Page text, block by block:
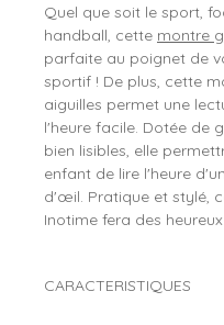
Quel que soit le sport,
handball, cette montre
parfaite au poignet de
sportif ! De plus, cette
aiguilles permet une
l'heure facile. Dotée de
bien lisibles, elle
enfant de lire l'heure
d'œil. Pratique et stylé,
Inotime fera des heureux
CARACTERISTIQUES